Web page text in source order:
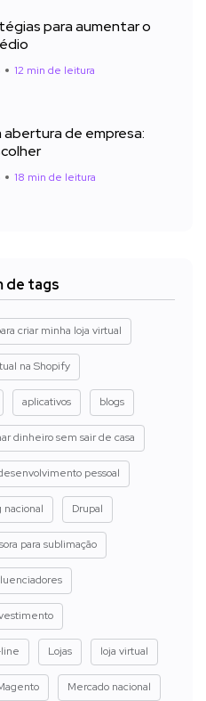
para aumentar o
12 min de leitura
abertura de empresa:
18 min de leitura
de tags
criar minha loja virtual
na Shopify
aplicativos blogs
dinheiro sem sair de casa
pessoal
nacional Drupal
para sublimação
Lojas loja virtual
Mercado nacional